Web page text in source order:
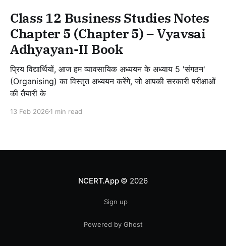
Class 12 Business Studies Notes
Chapter 5 (Chapter 5) – Vyavsai
Adhyayan-II Book
प्रिय विद्यार्थियों, आज हम व्यावसायिक अध्ययन के अध्याय 5 'संगठन'
(Organising) का विस्तृत अध्ययन करेंगे, जो आपकी सरकारी परीक्षाओं
की तैयारी के
13 Feb 2026 1 min read
NCERT.App© 2026
Sign up
Powered by Ghost